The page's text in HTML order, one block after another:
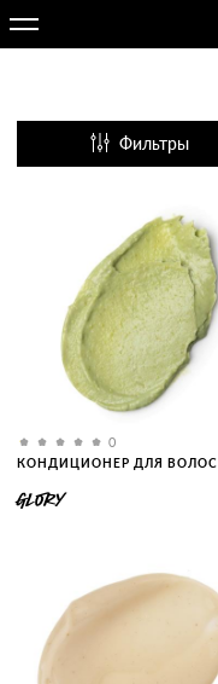
Фильтры
0
КОНДИЦИОНЕР ДЛЯ ВОЛОС
GLORY